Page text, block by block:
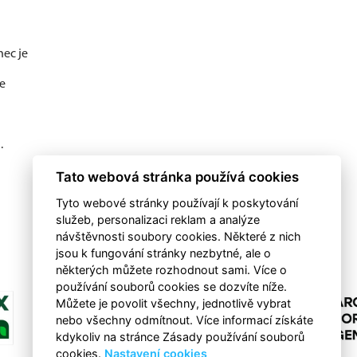
je
Tato webová stránka používá cookies
Tyto webové stránky používají k poskytování
služeb, personalizaci reklam a analýze
návštěvnosti soubory cookies. Některé z nich
jsou k fungování stránky nezbytné, ale o
některých můžete rozhodnout sami. Více o
používání souborů cookies se dozvíte níže.
Můžete je povolit všechny, jednotlivě vybrat
nebo všechny odmítnout. Více informací získáte
kdykoliv na stránce Zásady používání souborů
cookies. Nastavení cookies